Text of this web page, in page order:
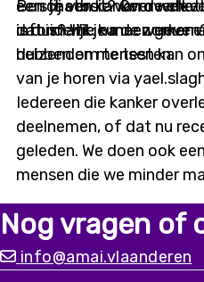
eerste versie van de
is duidelijk: na de zomer
hebben om te testen.
een chatbot? Over welke
informatie kunnen
Ben jij een
dat is? Wil je
duizenden mensen kan
van je horen via
Iedereen die kanker
deelnemen, of dat nu
geleden. We doen ook
mensen die we minder
digitaal kwetsbaren of
migratieachtergrond.
diverse ervaringen kunnen
een chatbot bouwen die
Nog vragen of
info@amai.vlaanderen